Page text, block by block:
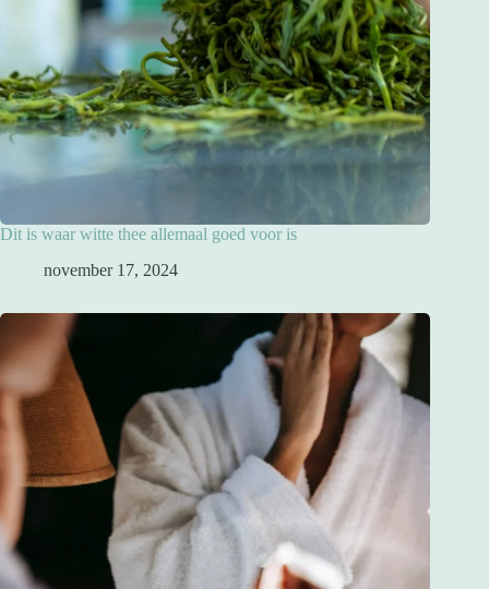
Dit is waar witte thee allemaal goed voor is
november 17, 2024